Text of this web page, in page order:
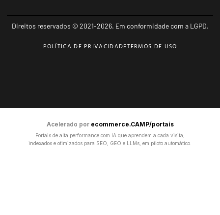
Direitos reservados © 2021-2026. Em conformidade com a LGPD.
POLÍTICA DE PRIVACIDADETERMOS DE USO
Acelerado por ecommerce.CAMP/portais
Portais de alta performance com IA que aprendem a cada visita,
indexados e otimizados para SEO, GEO e LLMs, em piloto automático.